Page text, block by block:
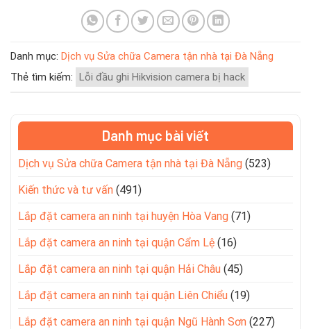
Danh mục: Dịch vụ Sửa chữa Camera tận nhà tại Đà Nẵng
Thẻ tìm kiếm: Lỗi đầu ghi Hikvision camera bị hack
Danh mục bài viết
Dịch vụ Sửa chữa Camera tận nhà tại Đà Nẵng (523)
Kiến thức và tư vấn (491)
Lắp đặt camera an ninh tại huyện Hòa Vang (71)
Lắp đặt camera an ninh tại quận Cẩm Lệ (16)
Lắp đặt camera an ninh tại quận Hải Châu (45)
Lắp đặt camera an ninh tại quận Liên Chiểu (19)
Lắp đặt camera an ninh tại quận Ngũ Hành Sơn (227)